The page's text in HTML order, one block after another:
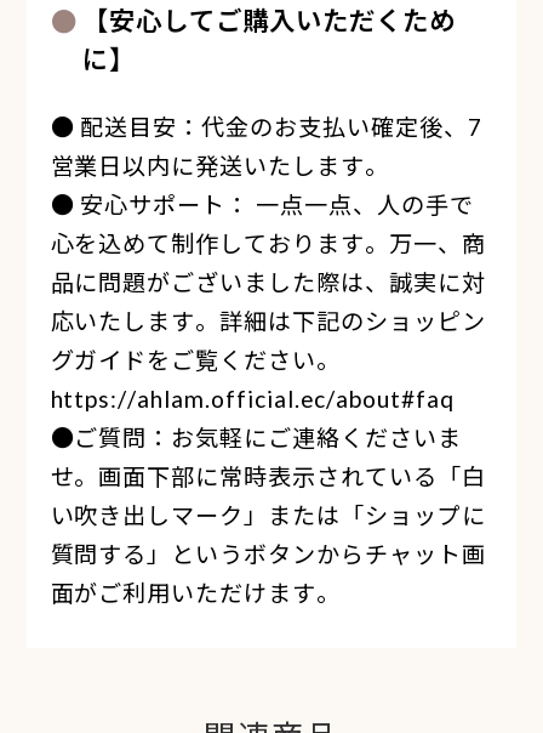
【安心してご購入いただくため
に】
● 配送目安：代金のお支払い確定後、7
営業日以内に発送いたします。
● 安心サポート： 一点一点、人の手で
心を込めて制作しております。万一、商
品に問題がございました際は、誠実に対
応いたします。詳細は下記のショッピン
グガイドをご覧ください。
https://ahlam.official.ec/about#faq
●ご質問：お気軽にご連絡くださいま
せ。画面下部に常時表示されている「白
い吹き出しマーク」または「ショップに
質問する」というボタンからチャット画
面がご利用いただけます。